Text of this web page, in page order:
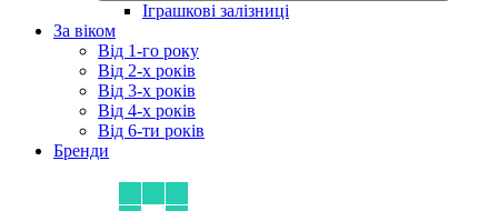
Іграшкові залізниці
За віком
Від 1-го року
Від 2-х років
Від 3-х років
Від 4-х років
Від 6-ти років
Бренди